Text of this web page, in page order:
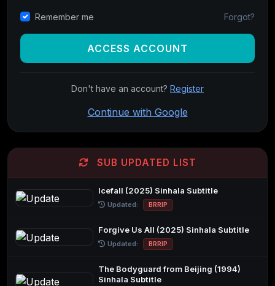
Remember me Forgot?
ACCESS ACCOUNT
Don't have an account? Register
Continue with Google
SUB UPDATED LIST
Icefall (2025) Sinhala Subtitle
Updated: BRRIP
Forgive Us All (2025) Sinhala Subtitle
Updated: BRRIP
The Bodyguard from Beijing (1994)
Sinhala Subtitle